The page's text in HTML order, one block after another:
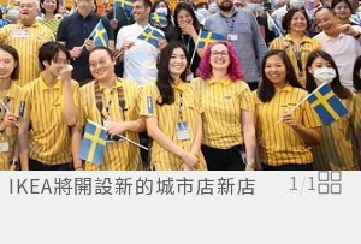
將開設新的城市店新店
1/1